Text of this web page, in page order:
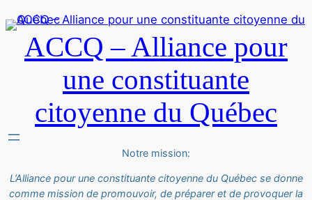
ACCQ – Alliance pour
une constituante
citoyenne du Québec
Notre mission:
L’Alliance pour une constituante citoyenne du Québec se donne
comme mission de promouvoir, de préparer et de provoquer la